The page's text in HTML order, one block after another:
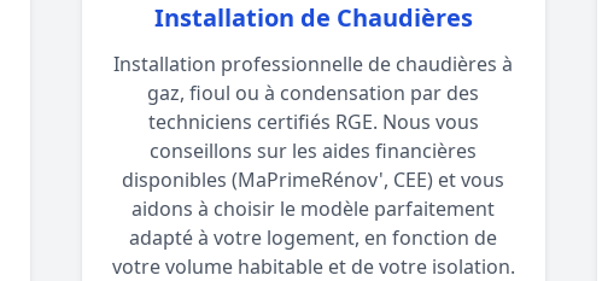
Installation de Chaudières
Installation professionnelle de chaudières à
gaz, fioul ou à condensation par des
techniciens certifiés RGE. Nous vous
conseillons sur les aides financières
disponibles (MaPrimeRénov', CEE) et vous
aidons à choisir le modèle parfaitement
adapté à votre logement, en fonction de
votre volume habitable et de votre isolation.